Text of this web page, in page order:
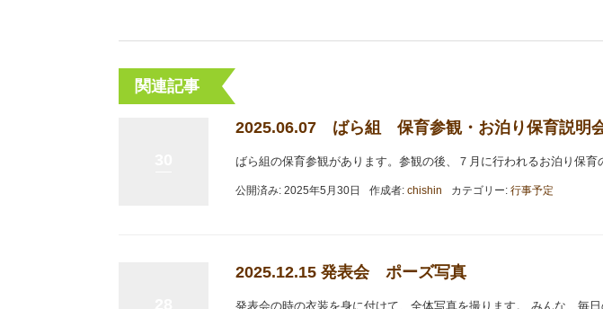
関連記事
2025.06.07 ばら組 保育参観・お泊り保育説明
ばら組の保育参観があります。参観の後、７月に行われるお泊り保育
公開済み: 2025年5月30日 作成者: chishin カテゴリー: 行事予定
2025.12.15 発表会 ポーズ写真
発表会の時の衣装を身に付けて、全体写真を撮ります。 みんな、毎